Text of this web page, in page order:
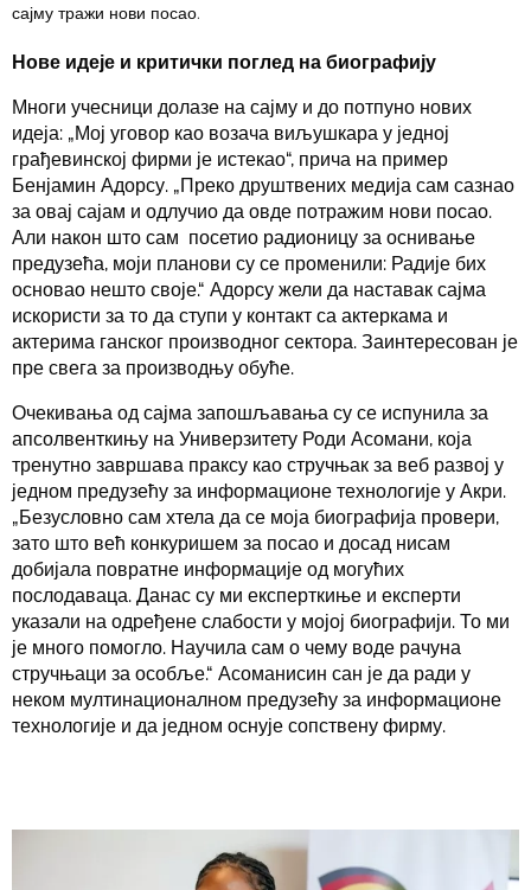
сајму тражи нови посао.
Нове идеје и критички поглед на биографију
Многи учесници долазе на сајму и до потпуно нових
идеја: „Мој уговор као возача виљушкара у једној
грађевинској фирми је истекао“, прича на пример
Бенјамин Адорсу. „Преко друштвених медија сам сазнао
за овај сајам и одлучио да овде потражим нови посао.
Али након што сам посетио радионицу за оснивање
предузећа, моји планови су се променили: Радије бих
основао нешто своје.“ Адорсу жели да наставак сајма
искористи за то да ступи у контакт са актеркама и
актерима ганског производног сектора. Заинтересован је
пре свега за производњу обуће.
Очекивања од сајма запошљавања су се испунила за
апсолвенткињу на Универзитету Роди Асомани, која
тренутно завршава праксу као стручњак за веб развој у
једном предузећу за информационе технологије у Акри.
„Безусловно сам хтела да се моја биографија провери,
зато што већ конкуришем за посао и досад нисам
добијала повратне информације од могућих
послодаваца. Данас су ми експерткиње и експерти
указали на одређене слабости у мојој биографији. То ми
је много помогло. Научила сам о чему воде рачуна
стручњаци за особље.“ Асоманисин сан је да ради у
неком мултинационалном предузећу за информационе
технологије и да једном оснује сопствену фирму.